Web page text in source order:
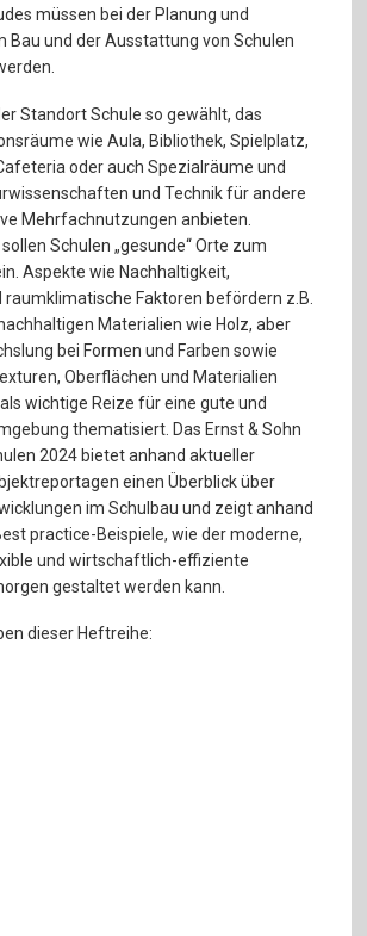
müssen bei der Planung und
Bau und der Ausstattung von Schulen
Standort Schule so gewählt, das
wie Aula, Bibliothek, Spielplatz,
oder auch Spezialräume und
und Technik für andere
Mehrfachnutzungen anbieten.
Schulen „gesunde“ Orte zum
Aspekte wie Nachhaltigkeit,
raumklimatische Faktoren befördern z.B.
Materialien wie Holz, aber
bei Formen und Farben sowie
Oberflächen und Materialien
wichtige Reize für eine gute und
thematisiert. Das Ernst & Sohn
2024 bietet anhand aktueller
einen Überblick über
im Schulbau und zeigt anhand
practice-Beispiele, wie der moderne,
und wirtschaftlich-effiziente
gestaltet werden kann.
dieser Heftreihe: